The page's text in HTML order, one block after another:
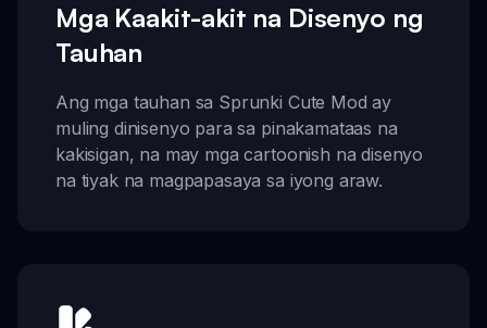
Mga Kaakit-akit na Disenyo ng
Tauhan
Ang mga tauhan sa Sprunki Cute Mod ay
muling dinisenyo para sa pinakamataas na
kakisigan, na may mga cartoonish na disenyo
na tiyak na magpapasaya sa iyong araw.